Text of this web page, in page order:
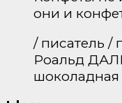
они и
/ писатель /
Роальд